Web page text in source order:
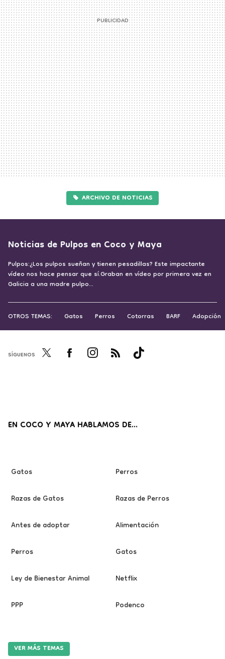
ARCHIVO DE NOTICIAS
Noticias de Pulpos en Coco y Maya
Pulpos:¿Los pulpos sueñan y tienen pesadillas? Este impactante
vídeo nos hace pensar que sí.Graban en vídeo por primera vez en
Galicia a una madre pulpo...
OTROS TEMAS: Gatos Perros Cotorras BARF Adopción
SÍGUENOS
EN COCO Y MAYA HABLAMOS DE...
Gatos
Perros
Razas de Gatos
Razas de Perros
Antes de adoptar
Alimentación
Perros
Gatos
Ley de Bienestar Animal
Netflix
PPP
Podenco
VER MÁS TEMAS